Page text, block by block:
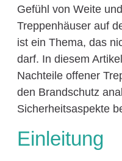
Gefühl von Weite
Treppenhäuser auf
ist ein Thema, das
darf. In diesem
Nachteile offener
den Brandschutz
Sicherheitsaspekte
Einleitung